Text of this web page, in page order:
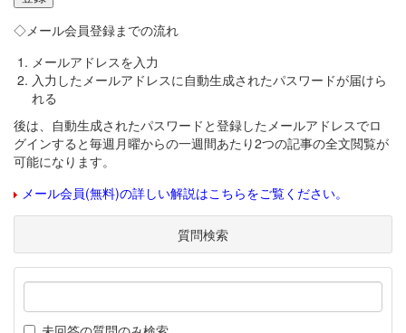
◇メール会員登録までの流れ
メールアドレスを入力
入力したメールアドレスに自動生成されたパスワードが届けら
れる
後は、自動生成されたパスワードと登録したメールアドレスでロ
グインすると毎週月曜からの一週間あたり2つの記事の全文閲覧が
可能になります。
メール会員(無料)の詳しい解説はこちらをご覧ください。
質問検索